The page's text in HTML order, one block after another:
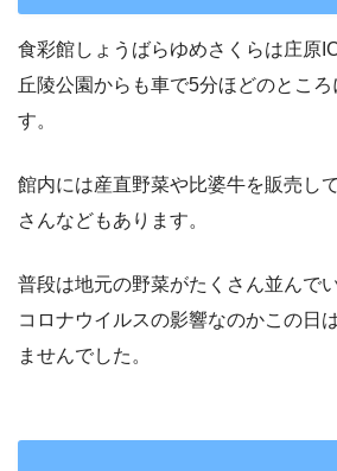
食彩館しょうばらゆめさくらは庄原
丘陵公園からも車で5分ほどのとこ
す。
館内には産直野菜や比婆牛を販売し
さんなどもあります。
普段は地元の野菜がたくさん並んで
コロナウイルスの影響なのかこの日
ませんでした。